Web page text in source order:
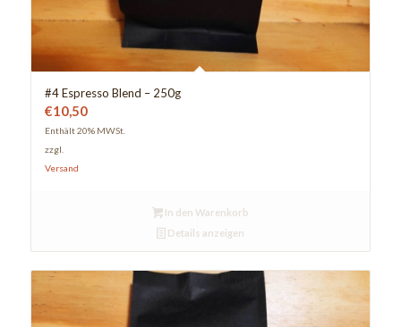
#4 Espresso Blend – 250g
€10,50
Enthält 20% MWSt.
zzgl.
Versand
In den Warenkorb
Details anzeigen